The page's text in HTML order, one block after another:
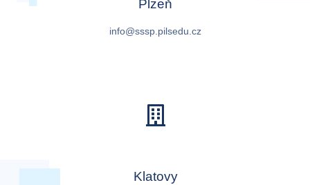
Plzeň
info@sssp.pilsedu.cz
Klatovy